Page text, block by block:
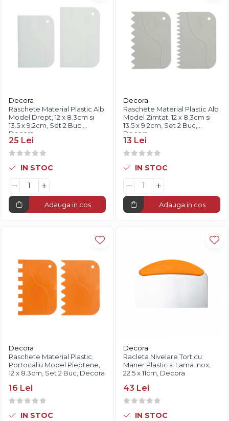
Alune de Padure
Compot si Cocktail
Aroma Vanilie
Aroma Rom
Aroma Lamaie
Zahar
Isomalt
Crocant / Crumble
Lapte Condensat
Topping
Creme de Fructe
Bastonase Lemn
Decora
Raschete Material Plastic Alb
Model Drept, 12 x 8.3cm si
13.5 x 9.2cm, Set 2 Buc,
Decora
25 Lei
IN STOC
Adauga in cos
Decora
Raschete Material Plastic Alb
Model Zimtat, 12 x 8.3cm si
13.5 x 9.2cm, Set 2 Buc,
Decora
13 Lei
IN STOC
Adauga in cos
Decora
Raschete Material Plastic
Portocaliu Model Pieptene,
12 x 8.3cm, Set 2 Buc, Decora
16 Lei
IN STOC
Decora
Racleta Nivelare Tort cu
Maner Plastic si Lama Inox,
22.5 x 11cm, Decora
43 Lei
IN STOC